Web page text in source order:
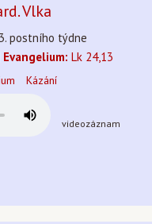
Vlka
postního týdne
Evangelium: Lk 24,13
Kázání
videozáznam